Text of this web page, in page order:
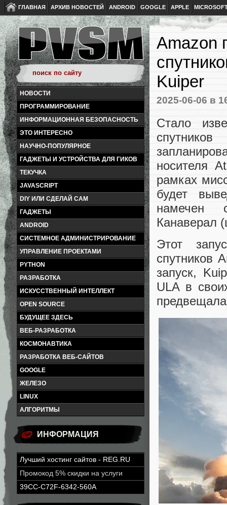
ГЛАВНАЯ АРХИВ НОВОСТЕЙ ANDROID GOOGLE APPLE
НОВОСТИ
ПРОГРАММИРОВАНИЕ
ИНФОРМАЦИОННАЯ БЕЗОПАСНОСТЬ
ЭТО ИНТЕРЕСНО
НАУЧНО-ПОПУЛЯРНОЕ
ГАДЖЕТЫ И УСТРОЙСТВА ДЛЯ ГИКОВ
ТЕКУЧКА
JAVASCRIPT
DIY ИЛИ СДЕЛАЙ САМ
ГАДЖЕТЫ
ANDROID
СИСТЕМНОЕ АДМИНИСТРИРОВАНИЕ
УПРАВЛЕНИЕ ПРОЕКТАМИ
PYTHON
РАЗРАБОТКА
ИСКУССТВЕННЫЙ ИНТЕЛЛЕКТ
OPEN SOURCE
БУДУЩЕЕ ЗДЕСЬ
ВЕБ-РАЗРАБОТКА
КОСМОНАВТИКА
РАЗРАБОТКА ВЕБ-САЙТОВ
GOOGLE
ЖЕЛЕЗО
LINUX
АЛГОРИТМЫ
ИНФОРМАЦИЯ
Лучший хостинг сайтов - REG.RU
Промокод 5% скидки на услуги
39CC-C72F-6342-560A
Amazon
Kuiper
2025-06-06 в
Стало
носителя
рамках
будет
намечен
Канаверал
Этот
спутников
запуск,
ULA в